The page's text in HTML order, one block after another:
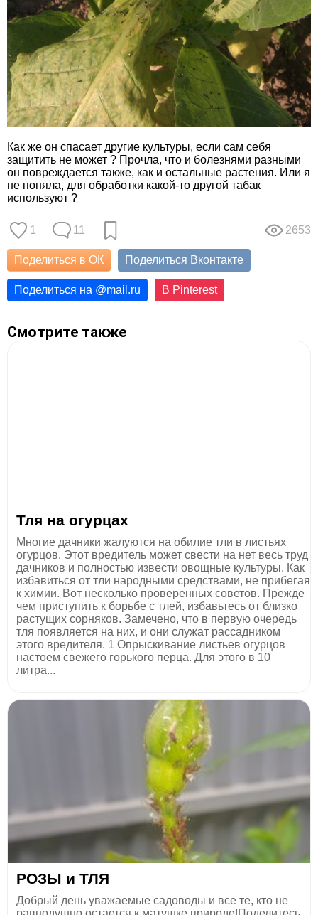
Как же он спасает другие культуры, если сам себя
защитить не может ? Прочла, что и болезнями разными
он повреждается также, как и остальные растения. Или я
не поняла, для обработки какой-то другой табак
используют ?
1 11 2653
Поделиться в ОК Поделиться Вконтакте
Поделиться на @mail.ru В Pinterest
Смотрите также
Тля на огурцах
Многие дачники жалуются на обилие тли в листьях
огурцов. Этот вредитель может свести на нет весь труд
дачников и полностью извести овощные культуры. Как
избавиться от тли народными средствами, не прибегая
к химии. Вот несколько проверенных советов. Прежде
чем приступить к борьбе с тлей, избавьтесь от близко
растущих сорняков. Замечено, что в первую очередь
тля появляется на них, и они служат рассадником
этого вредителя. 1 Опрыскивание листьев огурцов
настоем свежего горького перца. Для этого в 10
литра...
РОЗЫ и ТЛЯ
Добрый день уважаемые садоводы и все те, кто не